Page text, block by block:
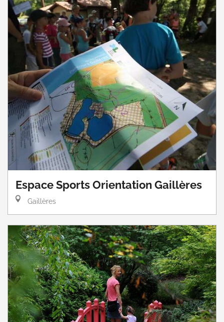
Espace Sports Orientation Gaillères
Gaillères